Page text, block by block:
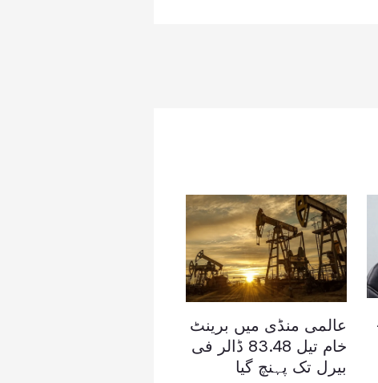
عالمی منڈی میں برینٹ
خام تیل 83.48 ڈالر فی
بیرل تک پہنچ گیا